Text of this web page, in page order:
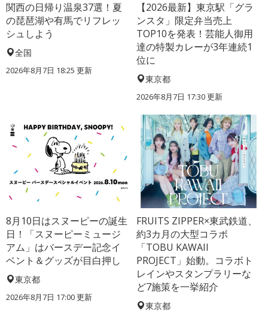
関西の日帰り温泉37選！夏
の琵琶湖や有馬でリフレッ
シュしよう
全国
2026年8月7日 18:25 更新
【2026最新】東京駅「グラ
ンスタ」限定弁当売上
TOP10を発表！芸能人御用
達の特製カレーが3年連続1
位に
東京都
2026年8月7日 17:30更新
8月10日はスヌーピーの誕生
日！「スヌーピーミュージ
アム」はバースデー記念イ
ベント＆グッズが目白押し
東京都
2026年8月7日 17:00更新
FRUITS ZIPPER×東武鉄道、
約3カ月の大型コラボ
「TOBU KAWAII
PROJECT」始動。コラボト
レインやスタンプラリーな
ど7施策を一挙紹介
東京都